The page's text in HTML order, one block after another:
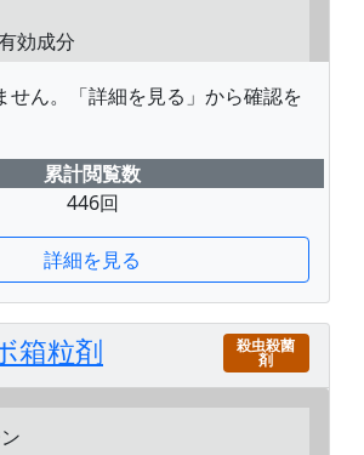
効成分
せん。「詳細を見る」から確認を
累計閲覧数
446回
詳細を見る
箱粒剤 殺虫殺菌
剤